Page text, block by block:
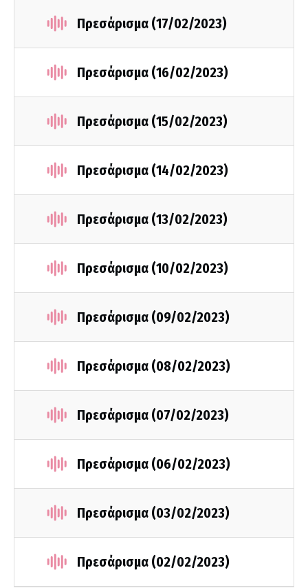
Πρεσάρισμα (17/02/2023)
Πρεσάρισμα (16/02/2023)
Πρεσάρισμα (15/02/2023)
Πρεσάρισμα (14/02/2023)
Πρεσάρισμα (13/02/2023)
Πρεσάρισμα (10/02/2023)
Πρεσάρισμα (09/02/2023)
Πρεσάρισμα (08/02/2023)
Πρεσάρισμα (07/02/2023)
Πρεσάρισμα (06/02/2023)
Πρεσάρισμα (03/02/2023)
Πρεσάρισμα (02/02/2023)